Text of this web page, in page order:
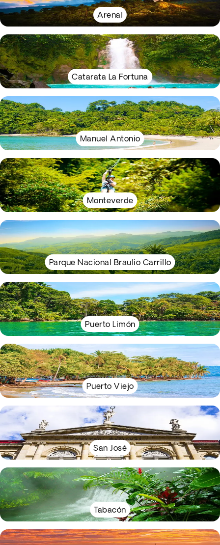
Arenal
Catarata La Fortuna
Manuel Antonio
Monteverde
Parque Nacional Braulio Carrillo
Puerto Limón
Puerto Viejo
San José
Tabacón